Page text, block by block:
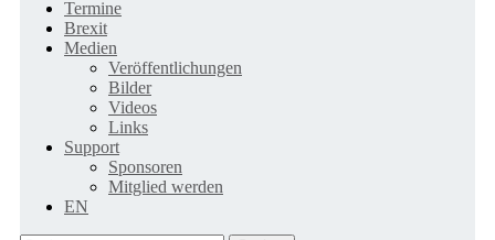
Termine
Brexit
Medien
Veröffentlichungen
Bilder
Videos
Links
Support
Sponsoren
Mitglied werden
EN